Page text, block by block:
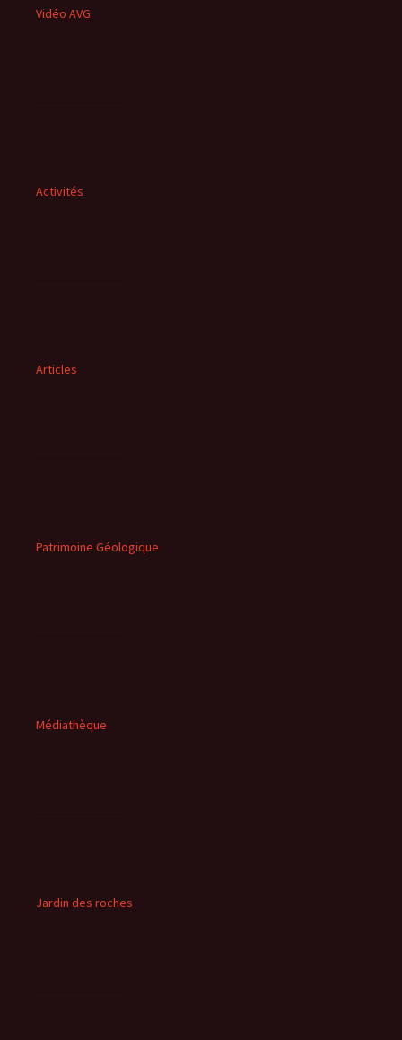
Vidéo AVG
Activités
Articles
Patrimoine Géologique
Médiathèque
Jardin des roches